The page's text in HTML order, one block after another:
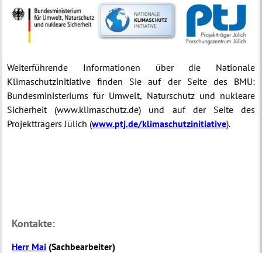
Weiterführende Informationen über die Nationale
Klimaschutzinitiative finden Sie auf der Seite des BMU:
Bundesministeriums für Umwelt, Naturschutz und nukleare
Sicherheit (www.klimaschutz.de) und auf der Seite des
Projektträgers Jülich (www.ptj.de/klimaschutzinitiative).
Kontakte:
Herr Mai (Sachbearbeiter)